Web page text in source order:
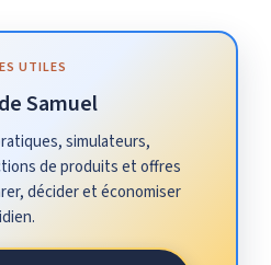
UTILES
Samuel
simulateurs,
de produits et offres
décider et économiser